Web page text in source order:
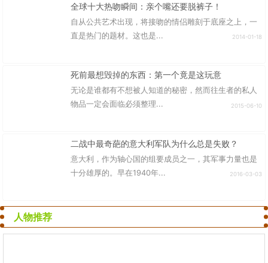
全球十大热吻瞬间：亲个嘴还要脱裤子！
自从公共艺术出现，将接吻的情侣雕刻于底座之上，一
直是热门的题材。这也是...
2014-01-18
死前最想毁掉的东西：第一个竟是这玩意
无论是谁都有不想被人知道的秘密，然而往生者的私人
物品一定会面临必须整理...
2015-06-10
二战中最奇葩的意大利军队为什么总是失败？
意大利，作为轴心国的组要成员之一，其军事力量也是
十分雄厚的。早在1940年...
2016-03-03
人物推荐